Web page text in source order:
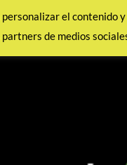
el contenido
de medios